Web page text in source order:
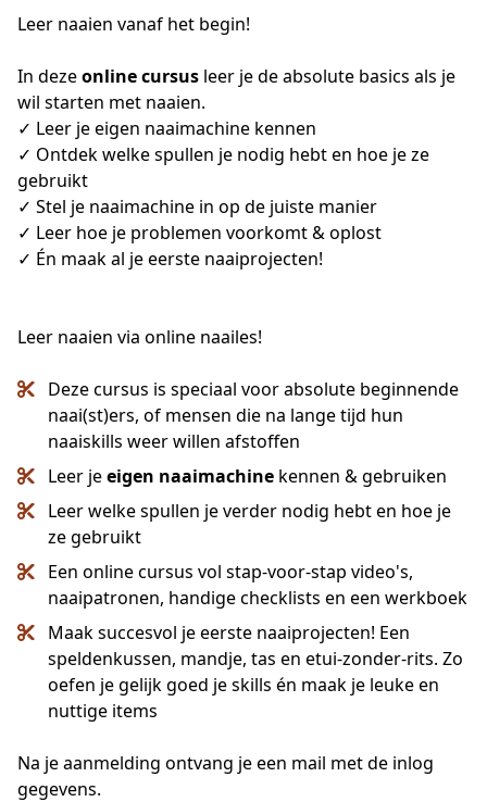
Leer naaien vanaf het begin!
In deze online cursus leer je de absolute basics als je
wil starten met naaien.
✓ Leer je eigen naaimachine kennen
✓ Ontdek welke spullen je nodig hebt en hoe je ze
gebruikt
✓ Stel je naaimachine in op de juiste manier
✓ Leer hoe je problemen voorkomt & oplost
✓ Én maak al je eerste naaiprojecten!
Leer naaien via online naailes!
Deze cursus is speciaal voor absolute beginnende
naai(st)ers, of mensen die na lange tijd hun
naaiskills weer willen afstoffen
Leer jeeigen naaimachine kennen & gebruiken
Leer welke spullen je verder nodig hebt en hoe je
ze gebruikt
Een online cursus vol stap-voor-stap video's,
naaipatronen, handige checklists en een werkboek
Maak succesvol je eerste naaiprojecten! Een
speldenkussen, mandje, tas en etui-zonder-rits. Zo
oefen je gelijk goed je skills én maak je leuke en
nuttige items
Na je aanmelding ontvang je een mail met de inlog
gegevens.